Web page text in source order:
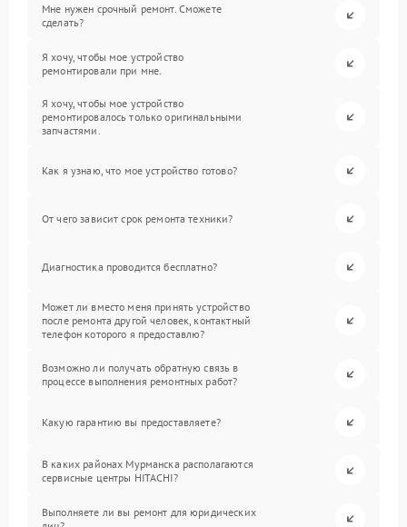
Мне нужен срочный ремонт. Сможете
сделать?
Я хочу, чтобы мое устройство
ремонтировали при мне.
Я хочу, чтобы мое устройство
ремонтировалось только оригинальными
запчастями.
Как я узнаю, что мое устройство готово?
От чего зависит срок ремонта техники?
Диагностика проводится бесплатно?
Может ли вместо меня принять устройство
после ремонта другой человек, контактный
телефон которого я предоставлю?
Возможно ли получать обратную связь в
процессе выполнения ремонтных работ?
Какую гарантию вы предоставляете?
В каких районах Мурманска располагаются
сервисные центры HITACHI?
Выполняете ли вы ремонт для юридических